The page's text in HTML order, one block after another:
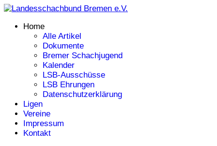
Home
Alle Artikel
Dokumente
Bremer Schachjugend
Kalender
LSB-Ausschüsse
LSB Ehrungen
Datenschutzerklärung
Ligen
Vereine
Impressum
Kontakt